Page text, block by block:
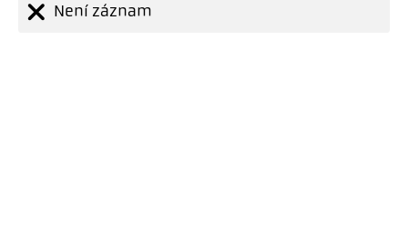
Není záznam